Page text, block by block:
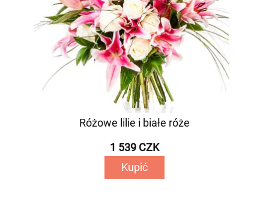
Różowe lilie i białe róże
1 539 CZK
Kupić